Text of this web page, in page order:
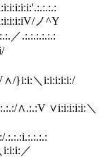
ノ^Y
}i:i:＼i:i:i:i:i:/
∧.:.:V ∨i:i:i:i:i:＼
i:i:i:／